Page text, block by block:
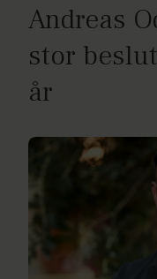
Andreas
stor
år